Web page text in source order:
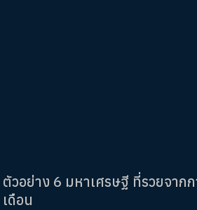
ตัวอย่าง 6 มหาเศรษฐี ที่รวยจาก
เดือน